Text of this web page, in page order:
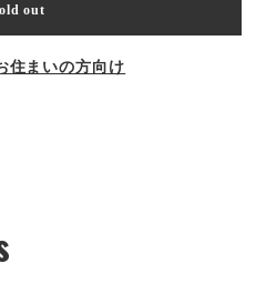
out
住まいの方向け